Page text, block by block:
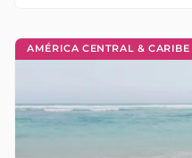
AMÉRICA CENTRAL & CARIBE